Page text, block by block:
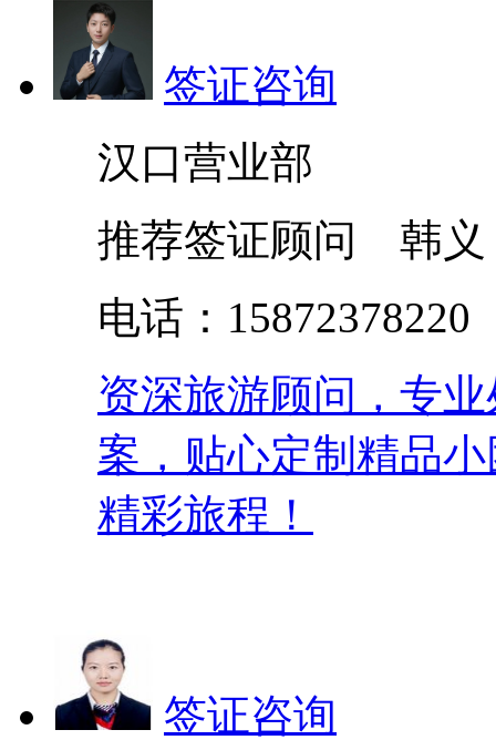
签证咨询
汉口营业部
推荐签证顾问 韩义
电话：
资深旅游顾问，专
案，贴心定制精品
精彩旅程！
签证咨询